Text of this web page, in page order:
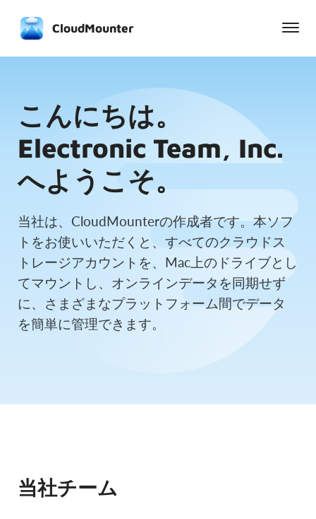
CloudMounter
こんにちは。
Electronic Team, Inc.
へようこそ。
当社は、CloudMounterの作成者です。本ソフ
トをお使いいただくと、すべてのクラウドス
トレージアカウントを、Mac上のドライブとし
てマウントし、オンラインデータを同期せず
に、さまざまなプラットフォーム間でデータ
を簡単に管理できます。
当社チーム